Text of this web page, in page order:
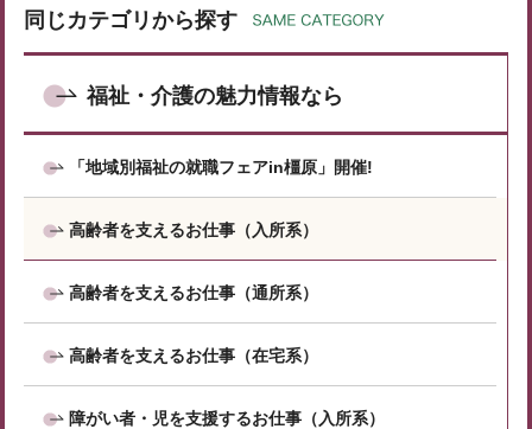
同じカテゴリから探す
福祉・介護の魅力情報なら
「地域別福祉の就職フェアin橿原」開催!
高齢者を支えるお仕事（入所系）
高齢者を支えるお仕事（通所系）
高齢者を支えるお仕事（在宅系）
障がい者・児を支援するお仕事（入所系）